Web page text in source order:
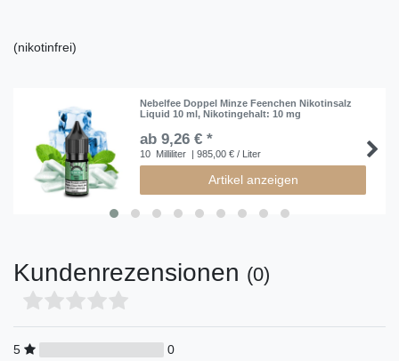
(nikotinfrei)
Nebelfee Doppel Minze Feenchen Nikotinsalz
Liquid 10 ml, Nikotingehalt: 10 mg
ab 9,26 € *
10 Milliliter | 985,00 € / Liter
Artikel anzeigen
Kundenrezensionen (0)
5
0